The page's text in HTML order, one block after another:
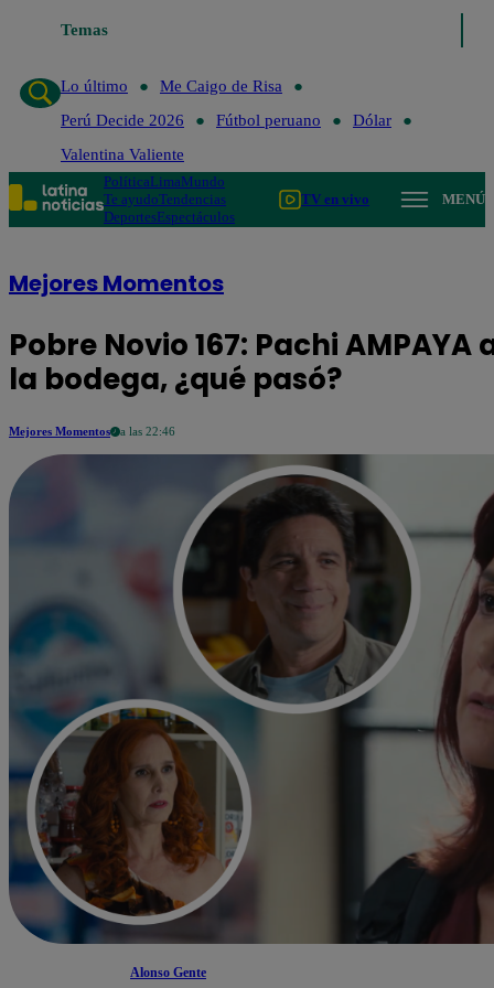
Temas
Lo último
Me Caigo de Risa
Perú Decide 2026
Fútbol peruano
Dólar
Valentina Valiente
PolíticaLimaMundo
Te ayudoTendencias
DeportesEspectáculos
TV en vivo MENÚ
Mejores Momentos
Pobre Novio 167: Pachi AMPAYA
la bodega, ¿qué pasó?
Mejores Momentos a las 22:46
Alonso Gente